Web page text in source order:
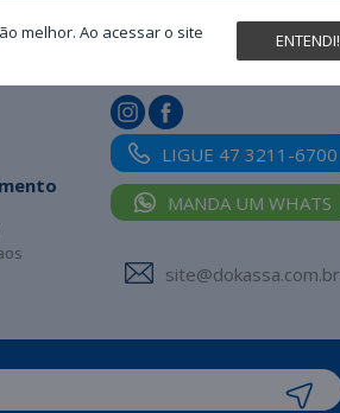
melhor. Ao acessar o site
ENTENDI!
LIGUE 47 3211-6700
MANDA UM WHATS
site@dokassa.com.br